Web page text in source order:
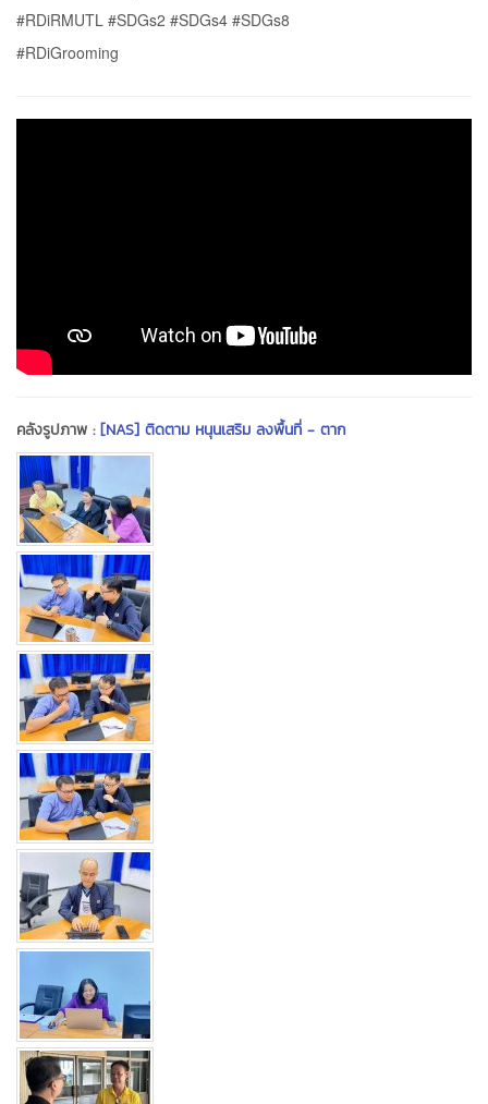
#RDiRMUTL #SDGs2 #SDGs4 #SDGs8
#RDiGrooming
คลังรูปภาพ :[NAS] ติดตาม หนุนเสริม ลงพื้นที่ - ตาก